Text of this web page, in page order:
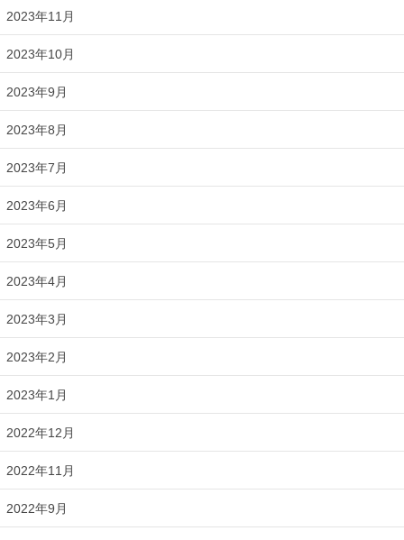
2023年11月
2023年10月
2023年9月
2023年8月
2023年7月
2023年6月
2023年5月
2023年4月
2023年3月
2023年2月
2023年1月
2022年12月
2022年11月
2022年9月